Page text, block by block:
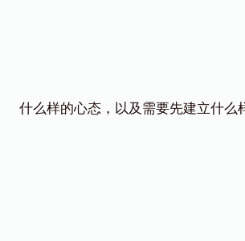
什么样的心态，以及需要先建立什么